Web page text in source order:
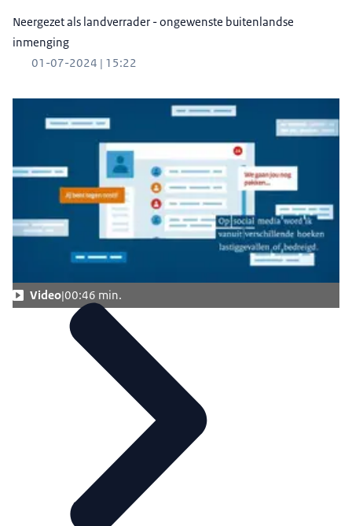
Neergezet als landverrader - ongewenste buitenlandse
inmenging
01-07-2024 | 15:22
Video 00:46 min.